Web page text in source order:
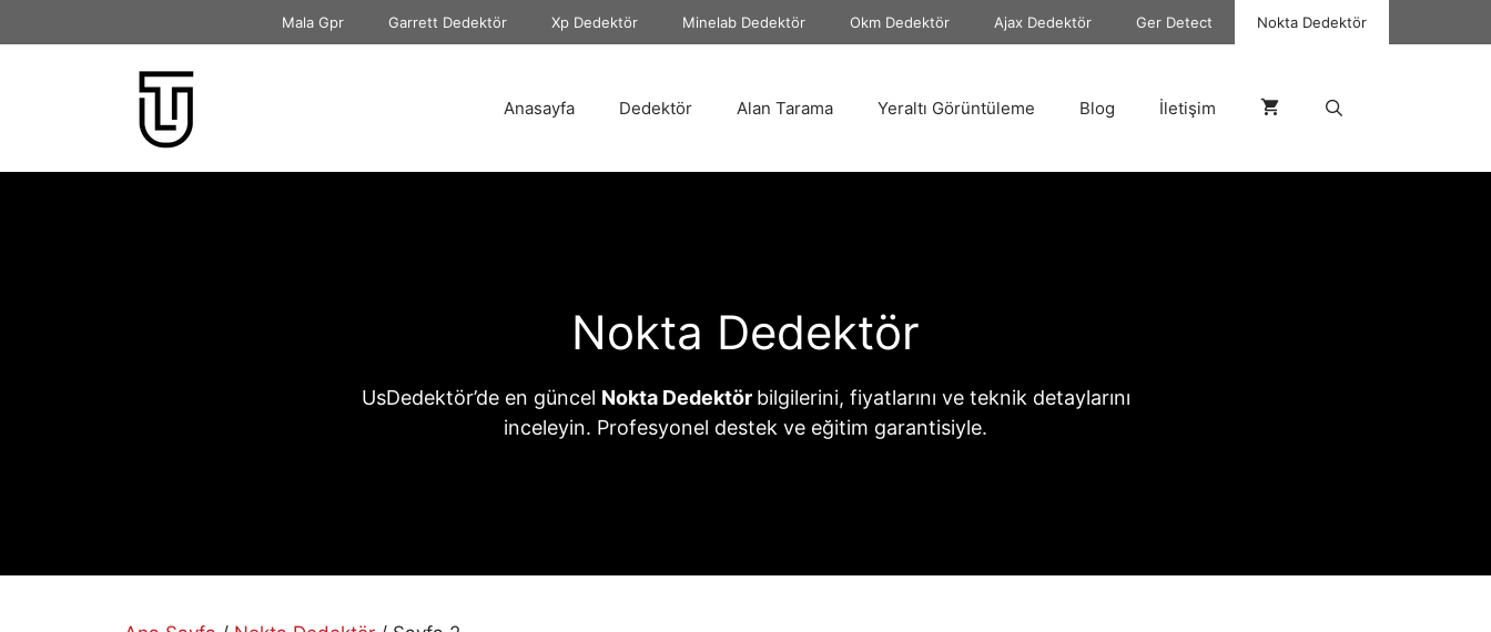
atla
Mala Gpr Garrett Dedektör Xp Dedektör Minelab Dedektör Okm Dedektör Ajax Dedektör Ger Detect Nokta Dedektör
Anasayfa Dedektör Alan Tarama Yeraltı Görüntüleme Blog İletişim
Nokta Dedektör
UsDedektör’de en güncel Nokta Dedektör bilgilerini, fiyatlarını ve teknik detaylarını
inceleyin. Profesyonel destek ve eğitim garantisiyle.